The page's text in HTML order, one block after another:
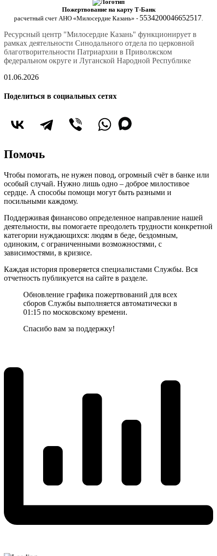
Пожертвование на карту Т-Банк
расчетный счет АНО «Милосердие Казань» - 5534200046652517
Ресурсный центр "Милосердие Казань" функционирует в
рамках деятельности Синодального отдела по церковной
благотворительности Патриархии в Приволжском
федеральном округе и Луганской Народной Республике
01.06.2026
Поделиться в социальных сетях
Помочь
Чтобы помогать, не нужен повод, огромный счёт в банке или
особый случай. Нужно лишь одно – доброе милостивое
сердце. А способы помощи могут быть разными и
посильными каждому.
Поддерживая финансово определенное направление нашей
деятельности, вы помогаете преодолеть трудности конкретной
категории нуждающихся: людям в беде, бездомным,
одиноким, с ограниченными возможностями, с
зависимостями, в кризисе.
Каждая история проверяется специалистами Службы. Вся
отчетность публикуется на сайте в разделе.
Обновление графика пожертвований для всех
сборов Службы выполняется автоматически в
01:15 по московскому времени.
Спасибо вам за поддержку!